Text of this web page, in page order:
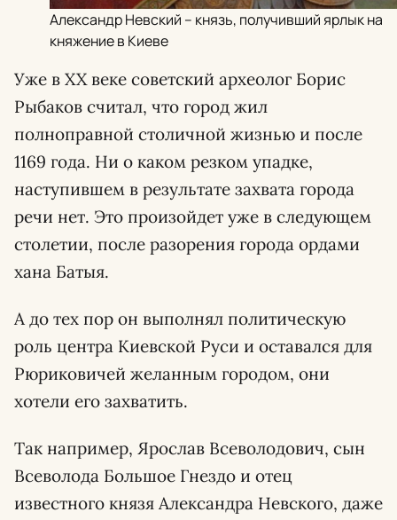
Александр Невский – князь, получивший ярлык на
княжение в Киеве
Уже в XX веке советский археолог Борис
Рыбаков считал, что город жил
полноправной столичной жизнью и после
1169 года. Ни о каком резком упадке,
наступившем в результате захвата города
речи нет. Это произойдет уже в следующем
столетии, после разорения города ордами
хана Батыя.
А до тех пор он выполнял политическую
роль центра Киевской Руси и оставался для
Рюриковичей желанным городом, они
хотели его захватить.
Так например, Ярослав Всеволодович, сын
Всеволода Большое Гнездо и отец
известного князя Александра Невского, даже